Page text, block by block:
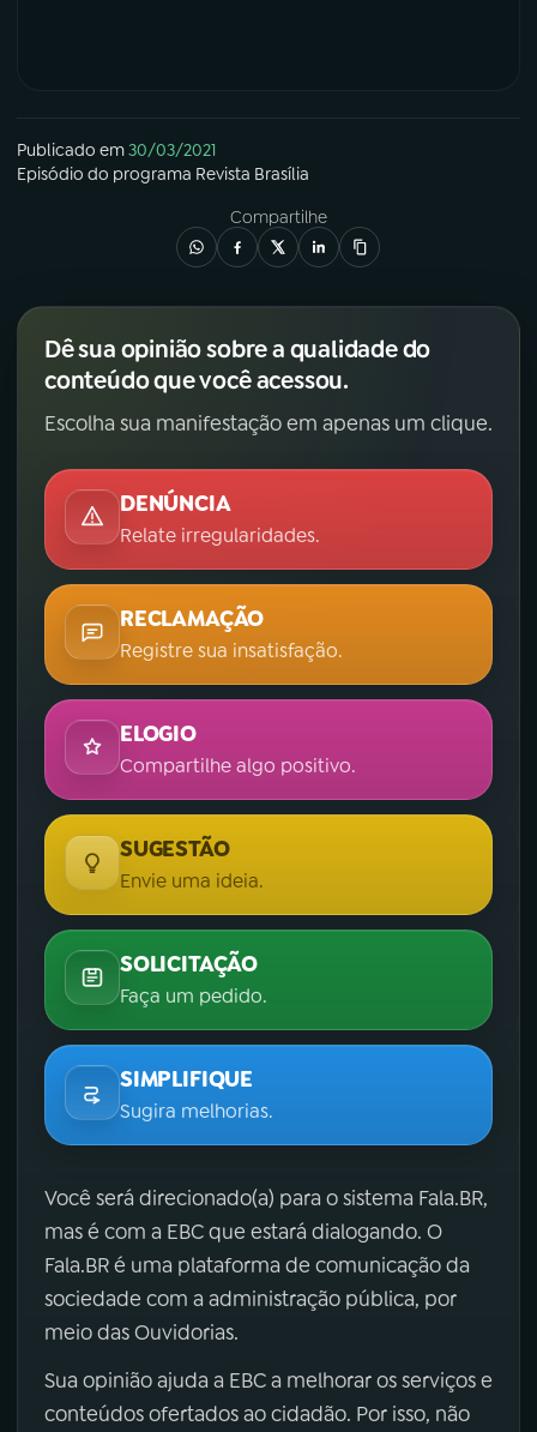
Publicado em30/03/2021
Episódio do programa Revista Brasília
Compartilhe
Dê sua opinião sobre a qualidade do
conteúdo que você acessou.
Escolha sua manifestação em apenas um clique.
DENÚNCIA
Relate irregularidades.
RECLAMAÇÃO
Registre sua insatisfação.
ELOGIO
Compartilhe algo positivo.
SUGESTÃO
Envie uma ideia.
SOLICITAÇÃO
Faça um pedido.
SIMPLIFIQUE
Sugira melhorias.
Você será direcionado(a) para o sistema Fala.BR,
mas é com a EBC que estará dialogando. O
Fala.BR é uma plataforma de comunicação da
sociedade com a administração pública, por
meio das Ouvidorias.
Sua opinião ajuda a EBC a melhorar os serviços e
conteúdos ofertados ao cidadão. Por isso, não